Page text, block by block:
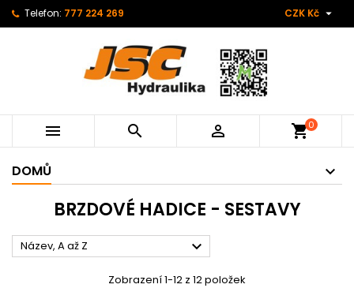
Telefon: 777 224 269 CZK Kč 
   shopping_cart0
DOMŮ
BRZDOVÉ HADICE - SESTAVY
Název, A až Z 
Zobrazení 1-12 z 12 položek